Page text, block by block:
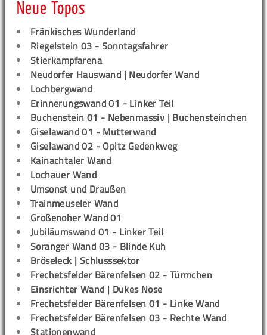
Neue Topos
Fränkisches Wunderland
Riegelstein 03 - Sonntagsfahrer
Stierkampfarena
Neudorfer Hauswand | Neudorfer Wand
Lochbergwand
Erinnerungswand 01 - Linker Teil
Buchenstein 01 - Nebenmassiv | Buchensteinchen
Giselawand 01 - Mutterwand
Giselawand 02 - Opitz Gedenkweg
Kainachtaler Wand
Lochauer Wand
Umsonst und Draußen
Trainmeuseler Wand
Großenoher Wand 01
Jubiläumswand 01 - Linker Teil
Soranger Wand 03 - Blinde Kuh
Bröseleck | Schlusssektor
Frechetsfelder Bärenfelsen 02 - Türmchen
Einsrichter Wand | Dukes Nose
Frechetsfelder Bärenfelsen 01 - Linke Wand
Frechetsfelder Bärenfelsen 03 - Rechte Wand
Stationenwand